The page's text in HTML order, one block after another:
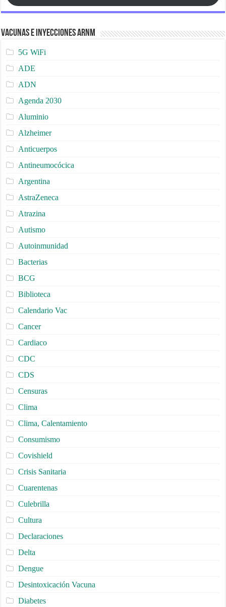
Vacunas e Inyecciones ARNm
5G WiFi
ADE
ADN
Agenda 2030
Aluminio
Alzheimer
Anticuerpos
Antineumocócica
Argentina
AstraZeneca
Atrazina
Autismo
Autoinmunidad
Bacterias
BCG
Biblioteca
Calendario Vac
Cancer
Cardiaco
CDC
CDS
Censuras
Clima
Clima, Calentamiento
Consumismo
Covishield
Crisis Sanitaria
Cuarentenas
Culebrilla
Cultura
Declaraciones
Delta
Dengue
Desintoxicación Vacuna
Diabetes